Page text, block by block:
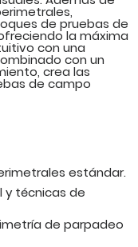
de pruebas de
la máxima
con una
con un
crea las
de campo
estándar.
y técnicas de
de parpadeo